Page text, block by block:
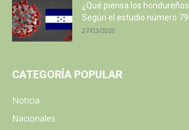
¿Qué piensa los
Según el estudio número
27/03/2020
CATEGORÍA POPULAR
Noticia
Nacionales